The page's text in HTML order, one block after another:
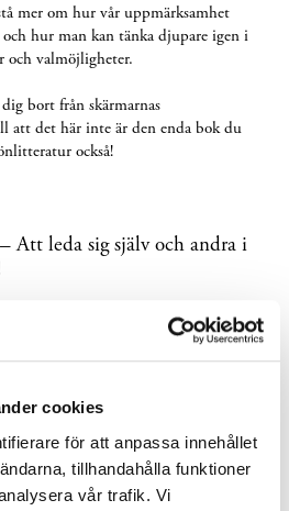
cookies
för att anpassa innehållet
tillhandahålla funktioner
vår trafik. Vi
mer om hur vår uppmärksamhet
hur man kan tänka djupare igen i
och valmöjligheter.
bort från skärmarnas
att det här inte är den enda bok du
också!
Att leda sig själv och andra i
Start with why av Simon Sinek.
Leaders Prioritize Purpose
Impact” av Jenn Lim tar det hela
prioriterar syfte och människor
denna bok visar Jenn Lim hur hon
i en hyperansluten snabb värld,
egen känsla av värde och syfte
organisationsekosystemet (WE